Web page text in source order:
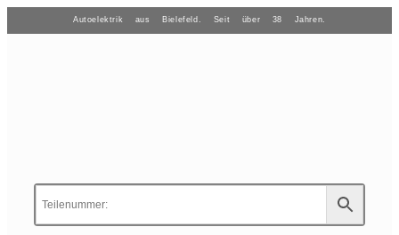
Autoelektrik aus Bielefeld. Seit über 38 Jahren.